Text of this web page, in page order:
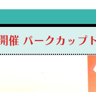
開催 パークカップ